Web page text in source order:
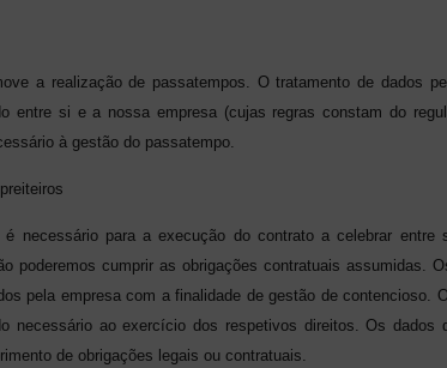
a realização de passatempos. O tratamento de dados
entre si e a nossa empresa (cujas regras constam do
à gestão do passatempo.
necessário para a execução do contrato a celebrar
poderemos cumprir as obrigações contratuais assumidas.
pela empresa com a finalidade de gestão de
necessário ao exercício dos respetivos direitos. Os
de obrigações legais ou contratuais.